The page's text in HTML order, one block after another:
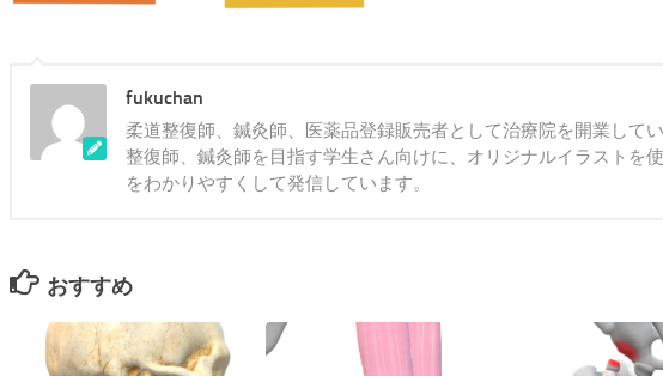
fukuchan
柔道整復師、鍼灸師、医薬品登録販売者として治療院を開業して
整復師、鍼灸師を目指す学生さん向けに、オリジナルイラストを
をわかりやすくして発信しています。
おすすめ